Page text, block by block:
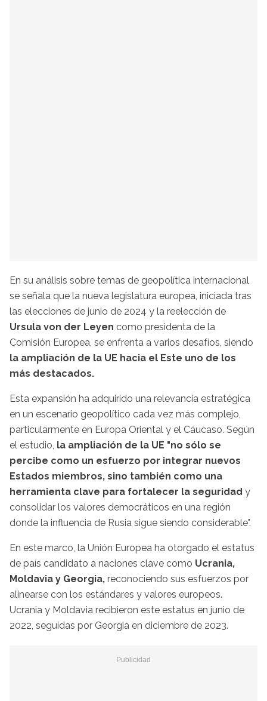
En su análisis sobre temas de geopolítica internacional
se señala que la nueva legislatura europea, iniciada tras
las elecciones de junio de 2024 y la reelección de
Ursula von der Leyen como presidenta de la
Comisión Europea, se enfrenta a varios desafíos, siendo
la ampliación de la UE hacia el Este uno de los
más destacados.
Esta expansión ha adquirido una relevancia estratégica
en un escenario geopolítico cada vez más complejo,
particularmente en Europa Oriental y el Cáucaso. Según
el estudio, la ampliación de la UE "no sólo se
percibe como un esfuerzo por integrar nuevos
Estados miembros, sino también como una
herramienta clave para fortalecer la seguridad y
consolidar los valores democráticos en una región
donde la influencia de Rusia sigue siendo considerable".
En este marco, la Unión Europea ha otorgado el estatus
de país candidato a naciones clave como Ucrania,
Moldavia y Georgia, reconociendo sus esfuerzos por
alinearse con los estándares y valores europeos.
Ucrania y Moldavia recibieron este estatus en junio de
2022, seguidas por Georgia en diciembre de 2023.